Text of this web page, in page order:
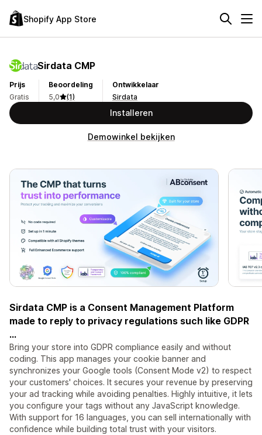
Shopify App Store
Sirdata CMP
Prijs
Gratis
Beoordeling
5,0
(1)
Ontwikkelaar
Sirdata
Installeren
Demowinkel bekijken
Sirdata CMP is a Consent Management Platform
made to reply to privacy regulations such like GDPR
...
Bring your store into GDPR compliance easily and without
coding. This app manages your cookie banner and
synchronizes your Google tools (Consent Mode v2) to respect
your customers' choices. It secures your revenue by preserving
your ad tracking while avoiding penalties. Highly intuitive, it lets
you configure your tags without any JavaScript knowledge.
With support for 16 languages, you can sell internationally with
confidence while building total trust with your visitors.